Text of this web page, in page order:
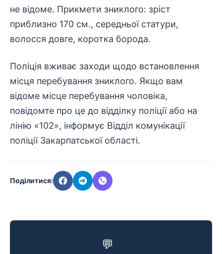
не відоме. Прикмети зниклого: зріст
приблизно 170 см., середньої статури,
волосся довге, коротка борода.
Поліція вживає заходи щодо встановлення
місця перебування зниклого. Якщо вам
відоме місце перебування чоловіка,
повідомте про це до відділку поліції або на
лінію «102», інформує Відділ комунікації
поліції Закарпатської області.
Поділитися:
💬